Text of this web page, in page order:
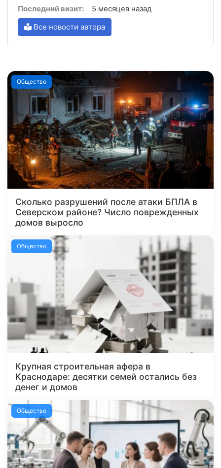
Последний визит:
5 месяцев назад
Все новости автора
Общество
Сколько разрушений после атаки БПЛА в
Северском районе? Число поврежденных
домов выросло
Общество
Крупная строительная афера в
Краснодаре: десятки семей остались без
денег и домов
Общество